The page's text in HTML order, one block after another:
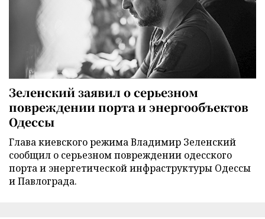
Зеленский заявил о серьезном
повреждении порта и энергообъектов
Одессы
Глава киевского режима Владимир Зеленский
сообщил о серьезном повреждении одесского
порта и энергетической инфраструктуры Одессы
и Павлограда.